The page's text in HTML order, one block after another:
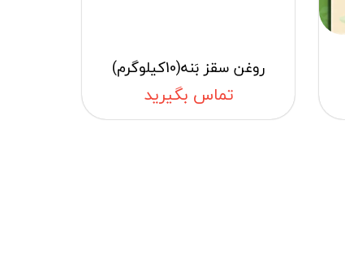
روغن سقز بَنه(10کیلوگرم)
تماس بگیرید